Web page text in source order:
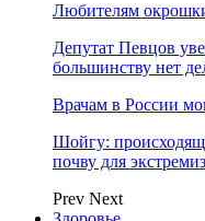
Любителям
Депутат Певцов
большинству нет
Врачам в России
Шойгу:
почву для
Prev Next